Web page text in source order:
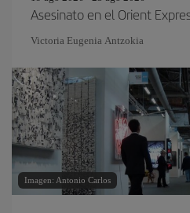
Asesinato en el Orient
Victoria Eugenia Antzokia
Imagen: Antonio Carlos